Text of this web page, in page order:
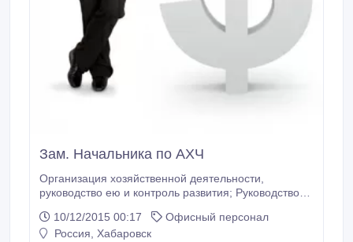
Зам. Начальника по АХЧ
Организация хозяйственной деятельности,
руководство ею и контроль развития; Руководство
Осуществление контроля за хозяйственным
обслуживанием и надлежащим состоянием офисов.
10/12/2015 00:17
Офисный персонал
Россия, Хабаровск